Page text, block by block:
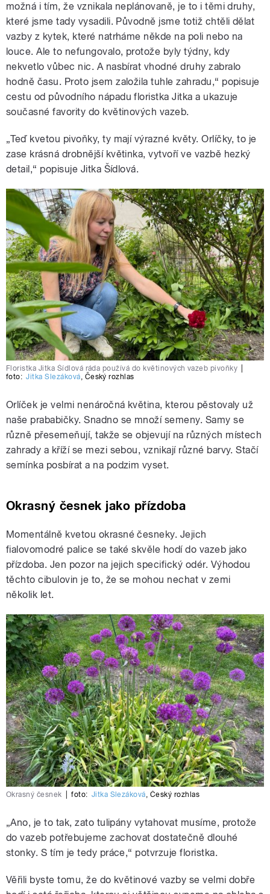
možná i tím, že vznikala neplánovaně, je to i těmi druhy,
které jsme tady vysadili. Původně jsme totiž chtěli dělat
vazby z kytek, které natrháme někde na poli nebo na
louce. Ale to nefungovalo, protože byly týdny, kdy
nekvetlo vůbec nic. A nasbírat vhodné druhy zabralo
hodně času. Proto jsem založila tuhle zahradu,“ popisuje
cestu od původního nápadu floristka Jitka a ukazuje
současné favority do květinových vazeb.
„Teď kvetou pivoňky, ty mají výrazné květy. Orlíčky, to je
zase krásná drobnější květinka, vytvoří ve vazbě hezký
detail,“ popisuje Jitka Šídlová.
Floristka Jitka Šídlová ráda používá do květinových vazeb pivoňky
foto: Jitka Slezáková, Český rozhlas
Orlíček je velmi nenáročná květina, kterou pěstovaly už
naše prababičky. Snadno se množí semeny. Samy se
různě přesemeňují, takže se objevují na různých místech
zahrady a kříží se mezi sebou, vznikají různé barvy. Stačí
semínka posbírat a na podzim vyset.
Okrasný česnek jako přízdoba
Momentálně kvetou okrasné česneky. Jejich
fialovomodré palice se také skvěle hodí do vazeb jako
přízdoba. Jen pozor na jejich specifický odér. Výhodou
těchto cibulovin je to, že se mohou nechat v zemi
několik let.
Okrasný česnek foto: Jitka Slezáková Český rozhlas
„Ano, je to tak, zato tulipány vytahovat musíme, protože
do vazeb potřebujeme zachovat dostatečně dlouhé
stonky. S tím je tedy práce,“ potvrzuje floristka.
Věřili byste tomu, že do květinové vazby se velmi dobře